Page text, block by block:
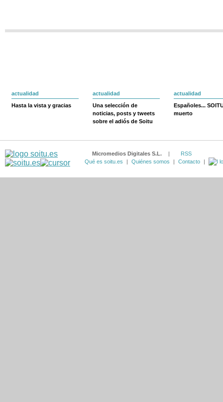
actualidad
Hasta la vista y gracias
actualidad
Una selección de
noticias, posts y tweets
sobre el adiós de Soitu
actualidad
Españoles...
muerto
Micromedios Digitales S.L. |
RSS
Qué es soitu.es
| Quiénes somos | Contacto |